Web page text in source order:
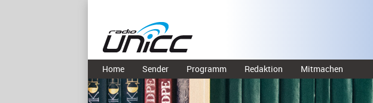
Home Sender Programm Redaktion Mitmachen